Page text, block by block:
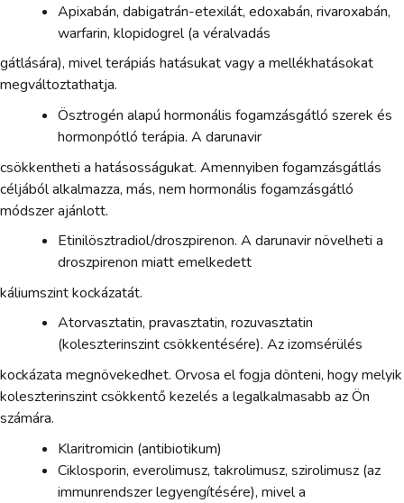
Apixabán, dabigatrán-etexilát, edoxabán, rivaroxabán,
warfarin, klopidogrel (a véralvadás
gátlására), mivel terápiás hatásukat vagy a mellékhatásokat
megváltoztathatja.
Ösztrogén alapú hormonális fogamzásgátló szerek és
hormonpótló terápia. A darunavir
csökkentheti a hatásosságukat. Amennyiben fogamzásgátlás
céljából alkalmazza, más, nem hormonális fogamzásgátló
módszer ajánlott.
Etinilösztradiol/droszpirenon. A darunavir növelheti a
droszpirenon miatt emelkedett
káliumszint kockázatát.
Atorvasztatin, pravasztatin, rozuvasztatin
(koleszterinszint csökkentésére). Az izomsérülés
kockázata megnövekedhet. Orvosa el fogja dönteni, hogy melyik
koleszterinszint csökkentő kezelés a legalkalmasabb az Ön
számára.
Klaritromicin (antibiotikum)
Ciklosporin, everolimusz, takrolimusz, szirolimusz (az
immunrendszer legyengítésére), mivel a